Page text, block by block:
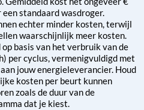
standaard wasdroger.
echter minder kosten, terwijl
waarschijnlijk meer kosten.
basis van het verbruik van de
per cyclus, vermenigvuldigd met
jouw energieleverancier. Houd
kosten per beurt kunnen
zoals de duur van de
dat je kiest.